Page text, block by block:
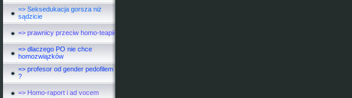
=> Seksedukacja gorsza niż
sądzicie
=> prawnicy przeciw homo-teapii
=> dlaczego PO nie chce
homozwiązków
=> profesor od gender pedofilem
?
=> Homo-raport i ad vocem